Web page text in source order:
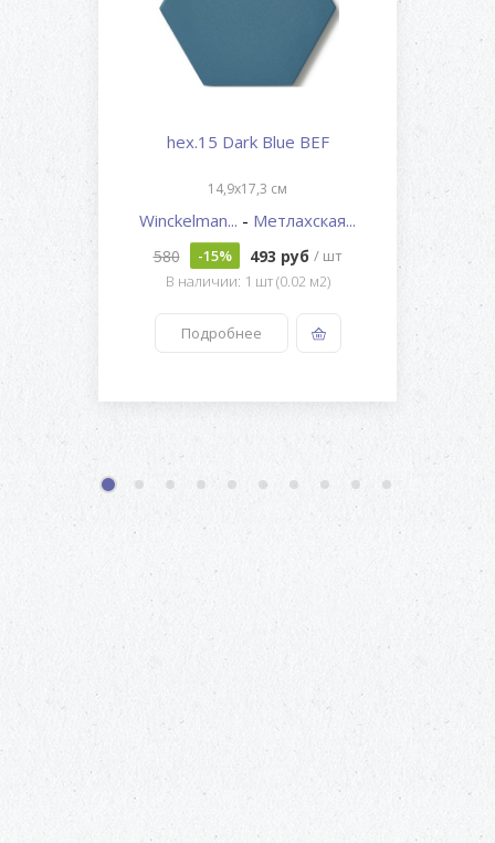
hex.15 Dark Blue BEF
14,9x17,3 см
Winckelman... - Метлахская...
580 -15% 493 руб / шт
В наличии: 1 шт (0.02 м2)
Подробнее
1 2 3 4 5 6 7 8 9 10